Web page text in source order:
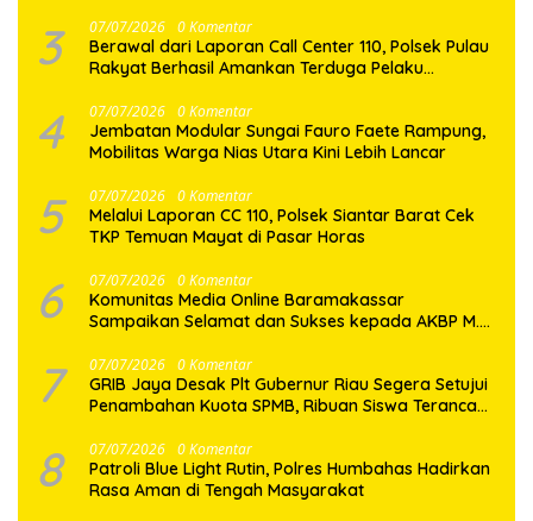
3 07/07/2026 0 Komentar
Berawal dari Laporan Call Center 110, Polsek Pulau
Rakyat Berhasil Amankan Terduga Pelaku
4 07/07/2026 0 Komentar
Jembatan Modular Sungai Fauro Faete Rampung,
Mobilitas Warga Nias Utara Kini Lebih Lancar
5 07/07/2026 0 Komentar
Melalui Laporan CC 110, Polsek Siantar Barat Cek
TKP Temuan Mayat di Pasar Horas
6 07/07/2026 0 Komentar
Komunitas Media Online Baramakassar
Sampaikan Selamat dan Sukses kepada AKBP M.
7 07/07/2026 0 Komentar
GRIB Jaya Desak Plt Gubernur Riau Segera Setujui
Penambahan Kuota SPMB, Ribuan Siswa Terancam
8 07/07/2026 0 Komentar
Patroli Blue Light Rutin, Polres Humbahas Hadirkan
Rasa Aman di Tengah Masyarakat